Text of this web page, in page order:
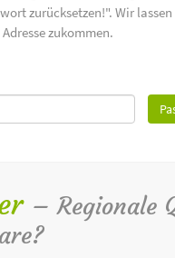
zurücksetzen!". Wir
zukommen.
– Regionale